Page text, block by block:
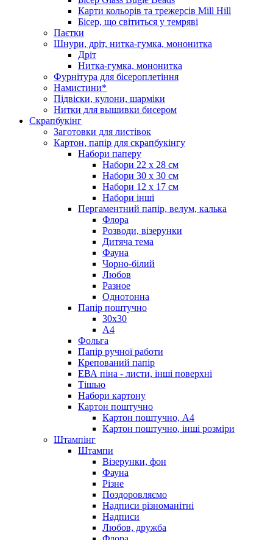
Карти кольорів та трежерсів Mill Hill
Бісер, що світиться у темряві
Паєтки
Шнури, дріт, нитка-гумка, мононитка
Дріт
Нитка-гумка, мононитка
Фурнітура для бісероплетіння
Намистини*
Підвіски, кулони, шарміки
Нитки для вышивки бисером
Скрапбукінг
Заготовки для листівок
Картон, папір для скрапбукінгу
Набори паперу
Набори 22 х 28 см
Набори 30 х 30 см
Набори 12 х 17 см
Набори інші
Пергаментний папір, велум, калька
Флора
Розводи, візерунки
Дитяча тема
Фауна
Чорно-білий
Любов
Разное
Однотонна
Папір поштучно
30х30
А4
Фольга
Папір ручної работи
Крепований папір
ЕВА піна - листи, інші поверхні
Тішью
Набори картону
Картон поштучно
Картон поштучно, А4
Картон поштучно, інші розміри
Штампінг
Штампи
Візерунки, фон
Фауна
Різне
Поздоровляємо
Надписи різноманітні
Надписи
Любов, дружба